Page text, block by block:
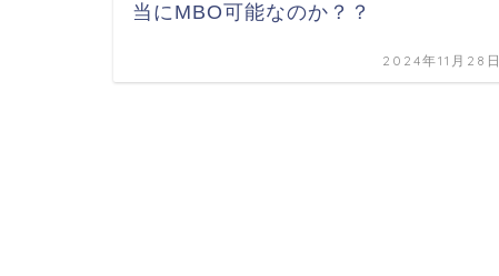
当にMBO可能なのか？？
2024年11月28日